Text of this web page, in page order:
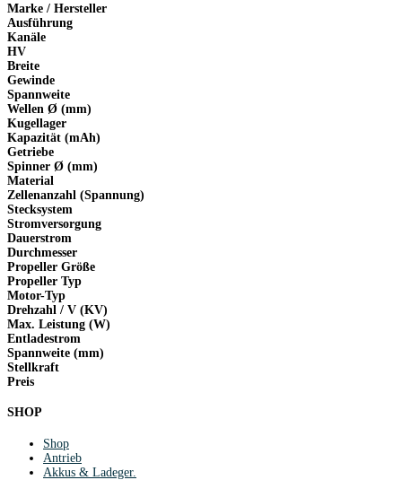
Marke / Hersteller
Ausführung
Kanäle
HV
Breite
Gewinde
Spannweite
Wellen Ø (mm)
Kugellager
Kapazität (mAh)
Getriebe
Spinner Ø (mm)
Material
Zellenanzahl (Spannung)
Stecksystem
Stromversorgung
Dauerstrom
Durchmesser
Propeller Größe
Propeller Typ
Motor-Typ
Drehzahl / V (KV)
Max. Leistung (W)
Entladestrom
Spannweite (mm)
Stellkraft
Preis
SHOP
Shop
Antrieb
Akkus & Ladeger.